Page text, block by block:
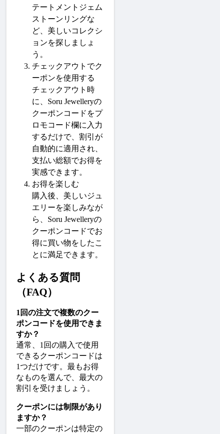
テートメントジェム
ストーンリングな
ど、美しいコレクシ
ョンを探しましょ
う。
チェックアウトでク
ーポンを使用する
チェックアウト時
に、 Soru Jewelleryの
クーポンコードをプ
ロモコード欄に入力
するだけで、割引が
自動的に適用され、
支払い総額でお得を
実感できます。
お得を楽しむ
購入後、美しいジュ
エリーを楽しみなが
ら、 Soru Jewelleryの
クーポンコードでお
得に買い物をしたこ
とに満足できます。
よくある質問
（FAQ）
1回の注文で複数のクー
ポンコードを使用できま
すか？
通常、1回の購入で使用
できるクーポンコードは
1つだけです。最もお得
なものを選んで、最大の
割引を受けましょう。
クーポンには制限があり
ますか？
一部のクーポンは特定の